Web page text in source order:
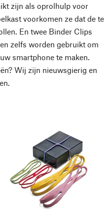
zijn als oprolhulp voor
voorkomen ze dat de te
En twee Binder Clips
zelfs worden gebruikt om
smartphone te maken.
Wij zijn nieuwsgierig en